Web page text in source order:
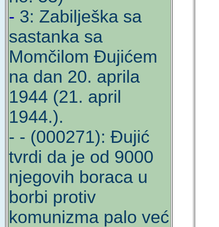
- 3: Zabilješka sa
sastanka sa
Momčilom Đujićem
na dan 20. aprila
1944 (21. april
1944.).
- - (000271): Đujić
tvrdi da je od 9000
njegovih boraca u
borbi protiv
komunizma palo već